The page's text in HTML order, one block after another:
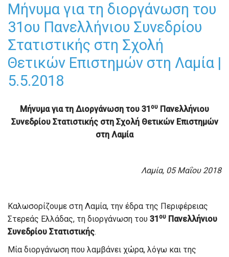
Μήνυμα για τη διοργάνωση του
31ου Πανελλήνιου Συνεδρίου
Στατιστικής στη Σχολή
Θετικών Επιστημών στη Λαμία |
5.5.2018
Μήνυμα για τη Διοργάνωση του 31ου Πανελλήνιου
Συνεδρίου Στατιστικής στη Σχολή Θετικών Επιστημών
στη Λαμία
Λαμία, 05 Μαΐου 2018
Καλωσορίζουμε στη Λαμία, την έδρα της Περιφέρειας
Στερεάς Ελλάδας, τη διοργάνωση του 31ου Πανελλήνιου
Συνεδρίου Στατιστικής.
Μία διοργάνωση που λαμβάνει χώρα, λόγω και της